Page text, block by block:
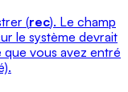
(rec). Le champ
le système devrait
vous avez entré